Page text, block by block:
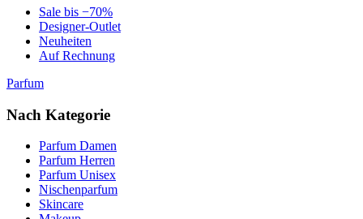
Sale bis −70%
Designer-Outlet
Neuheiten
Auf Rechnung
Parfum
Nach Kategorie
Parfum Damen
Parfum Herren
Parfum Unisex
Nischenparfum
Skincare